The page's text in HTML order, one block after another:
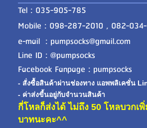
Tel : 035-905-785
Mobile : 098-287-2010 , 082-034-
e-mail : pumpsocks@gmail.com
Line ID : @pumpsocks
Facebook Fanpage : pumpsocks
- สั่งซื้อสินค้าผ่านช่องทาง แอพพลิเคชั่น
- ค่าส่งขี้นอยู่กับจำนวนสินค้า
กี่โหลก็ส่งได้ ไม่ถึง 50 โหลบวกเ
บาทนะคะ^^